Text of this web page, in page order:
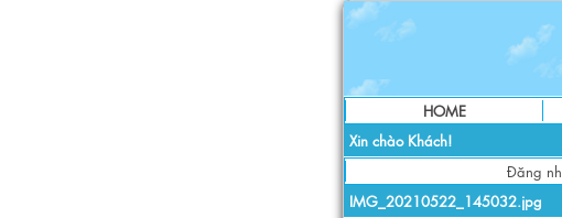
HOME
Xin chào Khách!
Đăng
IMG_20210522_145032.jpg